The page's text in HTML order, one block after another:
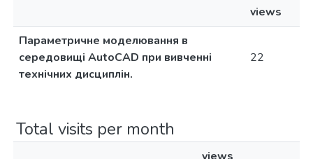
views
Параметричне моделювання в
середовищі AutoCAD при вивченні
технічних дисциплін.
22
Total visits per month